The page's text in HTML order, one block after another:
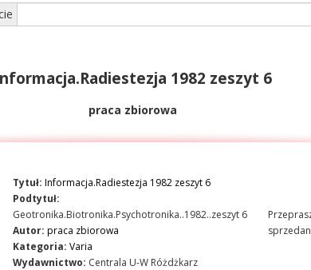
1982 zeszyt 6
praca zbiorowa
Tytuł: Informacja.Radiestezja 1982 zeszyt 6
Podtytuł:
Geotronika.Biotronika.Psychotronika..1982..zeszyt 6
Autor: praca zbiorowa
Kategoria: Varia
Wydawnictwo: Centrala U-W Różdżkarz